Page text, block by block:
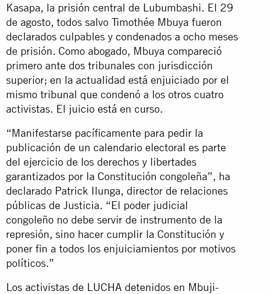
Kasapa, la prisión central de Lubumbashi. El 29
de agosto, todos salvo Timothée Mbuya fueron
declarados culpables y condenados a ocho meses
de prisión. Como abogado, Mbuya compareció
primero ante dos tribunales con jurisdicción
superior; en la actualidad está enjuiciado por el
mismo tribunal que condenó a los otros cuatro
activistas. El juicio está en curso.
“Manifestarse pacíficamente para pedir la
publicación de un calendario electoral es parte
del ejercicio de los derechos y libertades
garantizados por la Constitución congoleña”, ha
declarado Patrick Ilunga, director de relaciones
públicas de Justicia. “El poder judicial
congoleño no debe servir de instrumento de la
represión, sino hacer cumplir la Constitución y
poner fin a todos los enjuiciamientos por motivos
políticos.”
Los activistas de LUCHA detenidos en Mbuji-